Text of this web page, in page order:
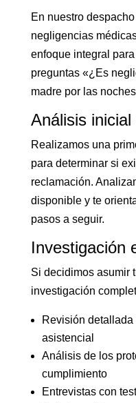
En nuestro
negligencias
enfoque integral
preguntas «¿Es
madre por las
Análisis
Realizamos una
para determinar si
reclamación.
disponible y te
pasos a seguir.
Investigación
Si decidimos asumir
investigación
Revisión
asistencial
Análisis de los
cumplimiento
Entrevistas con